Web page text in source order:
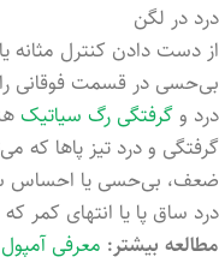
درد در لگن
از دست داد‌ن کنترل مثانه
بی‌حسی در قسمت فوقانی
درد و گرفتگی رگ سیاتیک
گرفتگی و درد تیز پاها که
ضعف، بی‌حسی یا احساس
درد ساق پا یا انتهای کمر
مطالعه بیشتر: معرفی